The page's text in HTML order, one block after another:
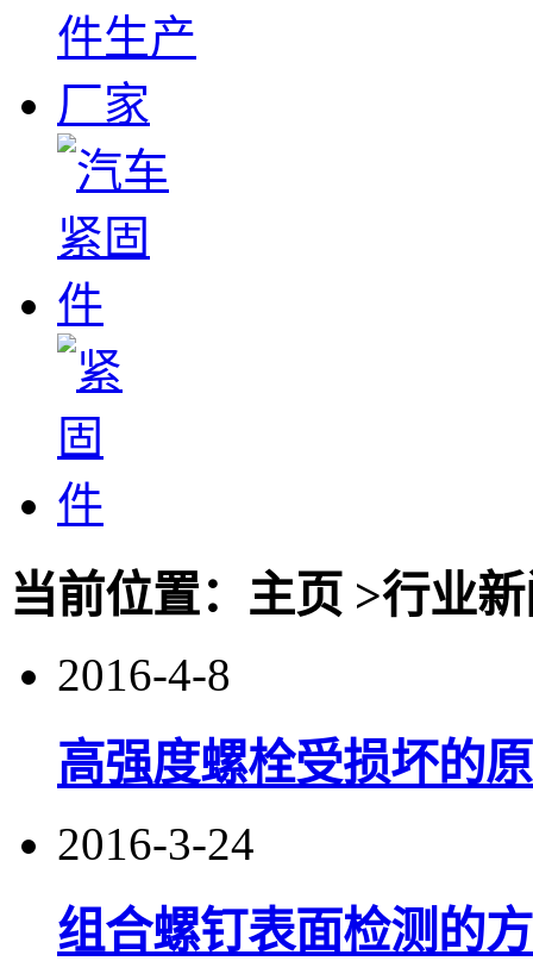
当前位置：主页 >行业
2016-4-8
高强度螺栓受损坏的
2016-3-24
组合螺钉表面检测的